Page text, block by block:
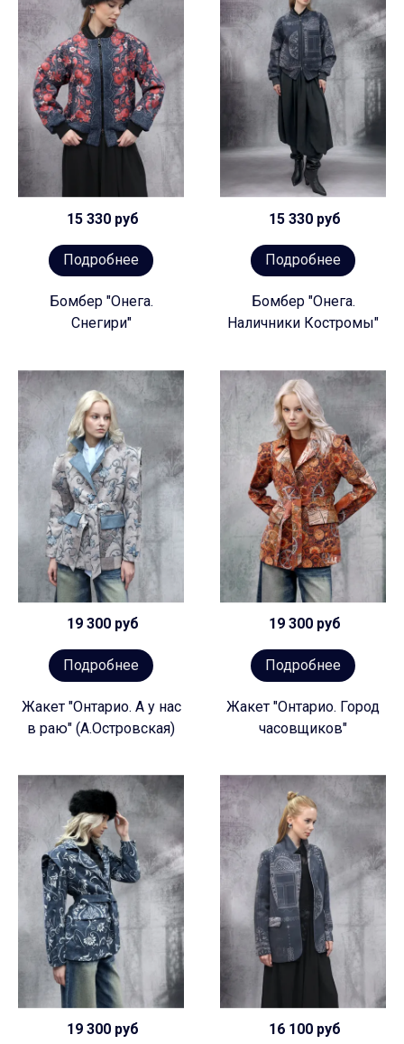
15 330 руб
Подробнее
Бомбер "Онега.
Снегири"
15 330 руб
Подробнее
Бомбер "Онега.
Наличники Костромы"
19 300 руб
Подробнее
Жакет "Онтарио. А у нас
в раю" (А.Островская)
19 300 руб
Подробнее
Жакет "Онтарио. Город
часовщиков"
19 300 руб 16 100 руб